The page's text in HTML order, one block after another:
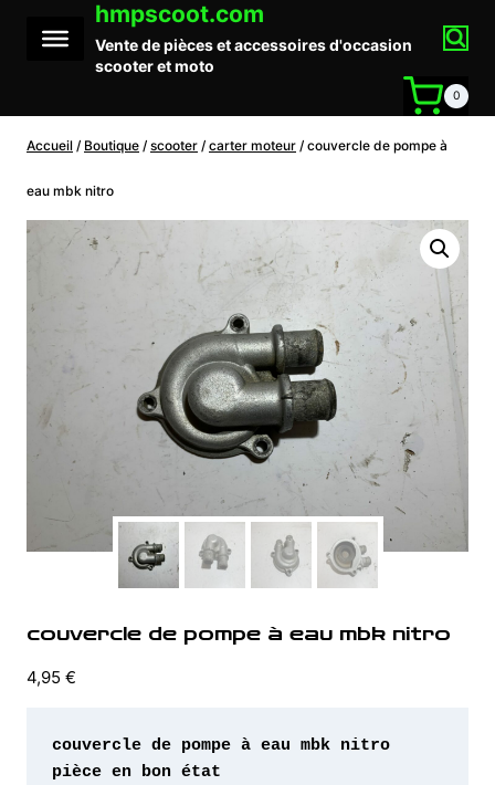
contenu
hmpscoot.com
Vente de pièces et accessoires d'occasion
scooter et moto
0
Accueil / Boutique / scooter / carter moteur / couvercle de pompe à
eau mbk nitro
couvercle de pompe à eau mbk nitro
4,95 €